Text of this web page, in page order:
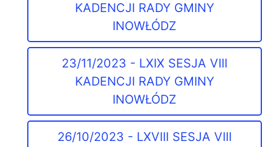
KADENCJI RADY GMINY
INOWŁÓDZ
23/11/2023 - LXIX SESJA VIII
KADENCJI RADY GMINY
INOWŁÓDZ
26/10/2023 - LXVIII SESJA VIII